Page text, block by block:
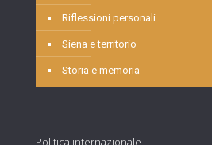
Riflessioni personali
Siena e territorio
Storia e memoria
Politica internazionale